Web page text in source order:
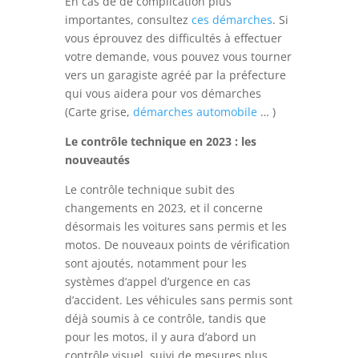
importantes, consultez ces démarches. Si
vous éprouvez des difficultés à effectuer
votre demande, vous pouvez vous tourner
vers un garagiste agréé par la préfecture
qui vous aidera pour vos démarches
(Carte grise, démarches automobile… )
Le contrôle technique en 2023 : les
nouveautés
Le contrôle technique subit des
changements en 2023, et il concerne
désormais les voitures sans permis et les
motos. De nouveaux points de vérification
sont ajoutés, notamment pour les
systèmes d’appel d’urgence en cas
d’accident. Les véhicules sans permis sont
déjà soumis à ce contrôle, tandis que
pour les motos, il y aura d’abord un
contrôle visuel, suivi de mesures plus